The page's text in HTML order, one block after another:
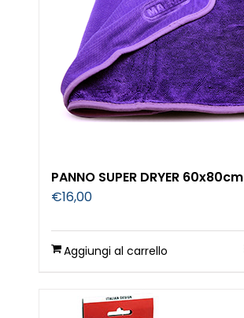
PANNO SUPER DRYER 60x80cm
€16,00
Aggiungi al carrello